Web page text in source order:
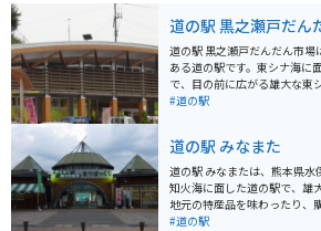
道の駅 黒之瀬戸だん
道の駅 黒之瀬戸だんだん市場
ある道の駅です。東シナ海に
で、目の前に広がる雄大な東
トラストが魅力です。晴れた
す。新鮮な海の幸をその場で
ーナーも人気です。 バイクで訪れる際は、広々とした駐
車場があるので安心です。海
イダーが多く立ち寄るスポッ
です。周辺には、薩摩藩の歴
#道の駅
道の駅 みなまた
道の駅 みなまたは、熊本県水
知火海に面した道の駅で、雄
地元の特産品を味わったり、購入
な魚介類が購入できる「海鮮
#道の駅